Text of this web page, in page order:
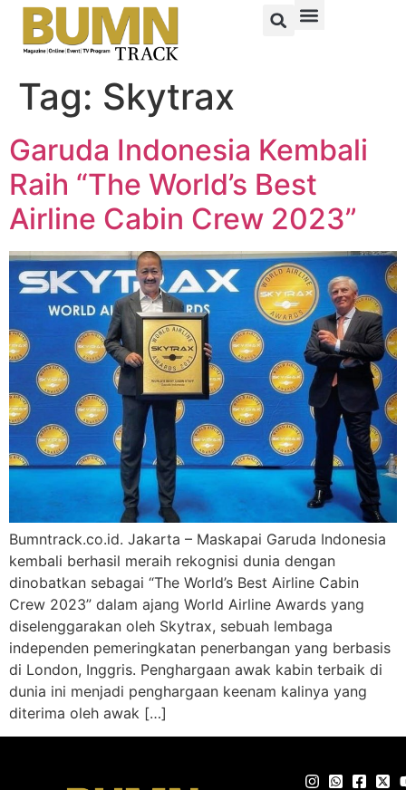
Tag: Skytrax
Garuda Indonesia Kembali
Raih “The World’s Best
Airline Cabin Crew 2023”
Bumntrack.co.id. Jakarta – Maskapai Garuda Indonesia
kembali berhasil meraih rekognisi dunia dengan
dinobatkan sebagai “The World’s Best Airline Cabin
Crew 2023” dalam ajang World Airline Awards yang
diselenggarakan oleh Skytrax, sebuah lembaga
independen pemeringkatan penerbangan yang berbasis
di London, Inggris. Penghargaan awak kabin terbaik di
dunia ini menjadi penghargaan keenam kalinya yang
diterima oleh awak […]